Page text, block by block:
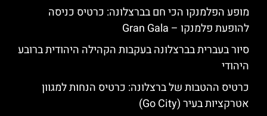
מופע הפלמנקו הכי חם בברצלונה: כרטיס כניסה
להופעת פלמנקו – Gran Gala
סיור בעברית בברצלונה בעקבות הקהילה היהודית ברובע
היהודי
כרטיס ההטבות של ברצלונה: כרטיס הנחות למגוון
אטרקציות בעיר (Go City)